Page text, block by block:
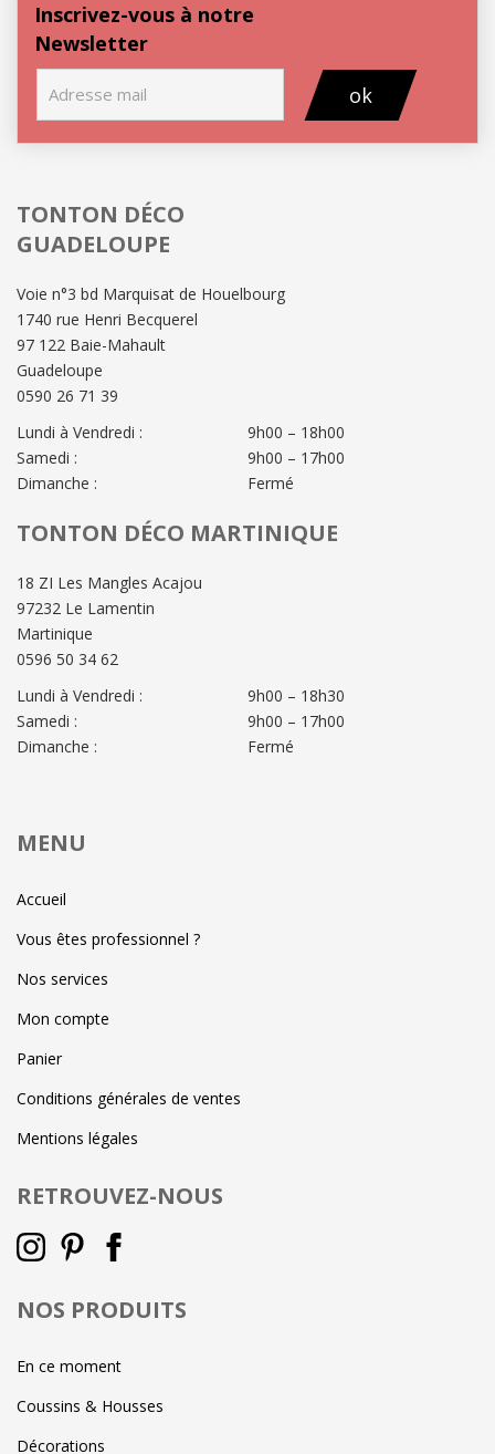
Inscrivez-vous à notre
Newsletter
ok
TONTON DÉCO
GUADELOUPE
Voie n°3 bd Marquisat de Houelbourg
1740 rue Henri Becquerel
97 122 Baie-Mahault
Guadeloupe
0590 26 71 39
Lundi à Vendredi :
Samedi :
Dimanche :
9h00 – 18h00
9h00 – 17h00
Fermé
TONTON DÉCO MARTINIQUE
18 ZI Les Mangles Acajou
97232 Le Lamentin
Martinique
0596 50 34 62
Lundi à Vendredi :
Samedi :
Dimanche :
9h00 – 18h30
9h00 – 17h00
Fermé
MENU
Accueil
Vous êtes professionnel ?
Nos services
Mon compte
Panier
Conditions générales de ventes
Mentions légales
RETROUVEZ-NOUS
NOS PRODUITS
En ce moment
Coussins & Housses
Décorations